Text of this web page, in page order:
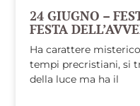
24 GIUGNO –
FESTA
Ha carattere
tempi precristiani, si
della luce ma ha il